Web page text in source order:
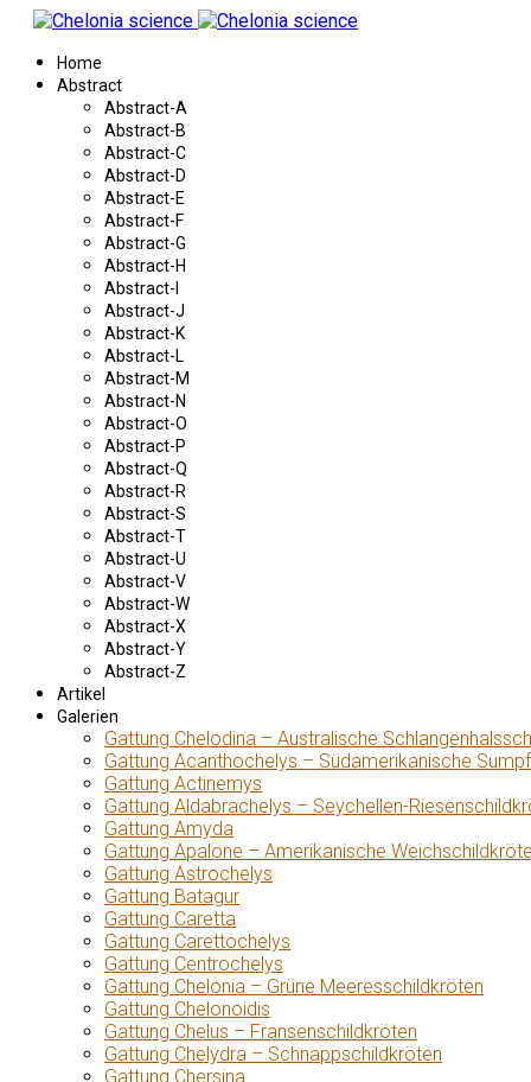
Home
Abstract
Abstract-A
Abstract-B
Abstract-C
Abstract-D
Abstract-E
Abstract-F
Abstract-G
Abstract-H
Abstract-I
Abstract-J
Abstract-K
Abstract-L
Abstract-M
Abstract-N
Abstract-O
Abstract-P
Abstract-Q
Abstract-R
Abstract-S
Abstract-T
Abstract-U
Abstract-V
Abstract-W
Abstract-X
Abstract-Y
Abstract-Z
Artikel
Galerien
Gattung Chelodina – Australische
Gattung Acanthochelys – Südamerikanische
Gattung Actinemys
Gattung Aldabrachelys – Seychellen-
Gattung Amyda
Gattung Apalone – Amerikanische
Gattung Astrochelys
Gattung Batagur
Gattung Caretta
Gattung Carettochelys
Gattung Centrochelys
Gattung Chelonia – Grüne Meeresschildkröten
Gattung Chelonoidis
Gattung Chelus – Fransenschildkröten
Gattung Chelydra – Schnappschildkröten
Gattung Chersina